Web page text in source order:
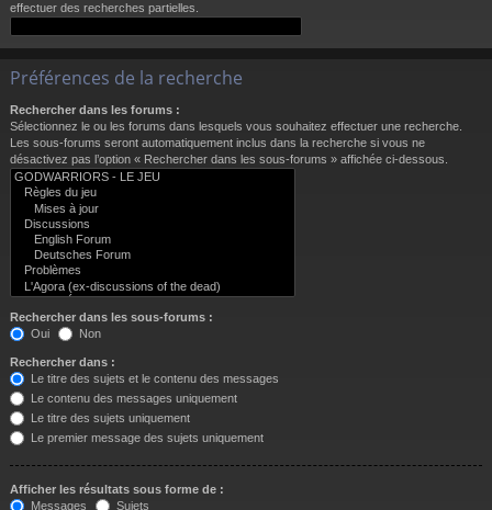
effectuer des recherches partielles.
Préférences de la recherche
Rechercher dans les forums :
Sélectionnez le ou les forums dans lesquels vous souhaitez effectuer une recherche.
Les sous-forums seront automatiquement inclus dans la recherche si vous ne
désactivez pas l’option « Rechercher dans les sous-forums » affichée ci-dessous.
Rechercher dans les sous-forums :
Oui
Non
Rechercher dans :
Le titre des sujets et le contenu des messages
Le contenu des messages uniquement
Le titre des sujets uniquement
Le premier message des sujets uniquement
Afficher les résultats sous forme de :
Messages
Sujets